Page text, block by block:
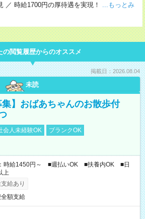
／ 時給1700円の厚待遇を実現！
...もっとみ
の閲覧履歴からのオススメ
掲載日：2026.08.04
未読
集】おばあちゃんのお散歩付
会人未経験OK
ブランクOK
時給1450円～ ■週払いOK ■扶養内OK ■日
上
給あり
額支給